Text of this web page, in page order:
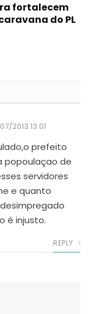
fortalecem
do PL
2013 13:01
prefeito
popoulaçao de
servidores
e quanto
é injusto.
REPLY